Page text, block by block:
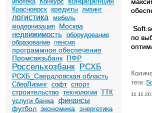
Красноярск кредиты лизинг
логистика
мебель
модернизация
Москва
недвижимость оборудование
образование пенсия
программное обеспечение
Промсвязьбанк ПФР
Россельхозбанк РСХБ
РСХБ_Свердловская область
СберЛизинг софт спорт
строительство технологии ТТК
услуги банка финансы
футбол экономика энергетика
по
теги: